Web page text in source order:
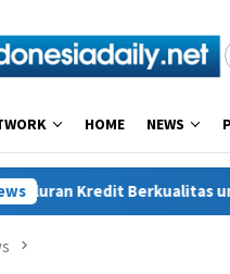
HOME NEWS
untuk Mendorong